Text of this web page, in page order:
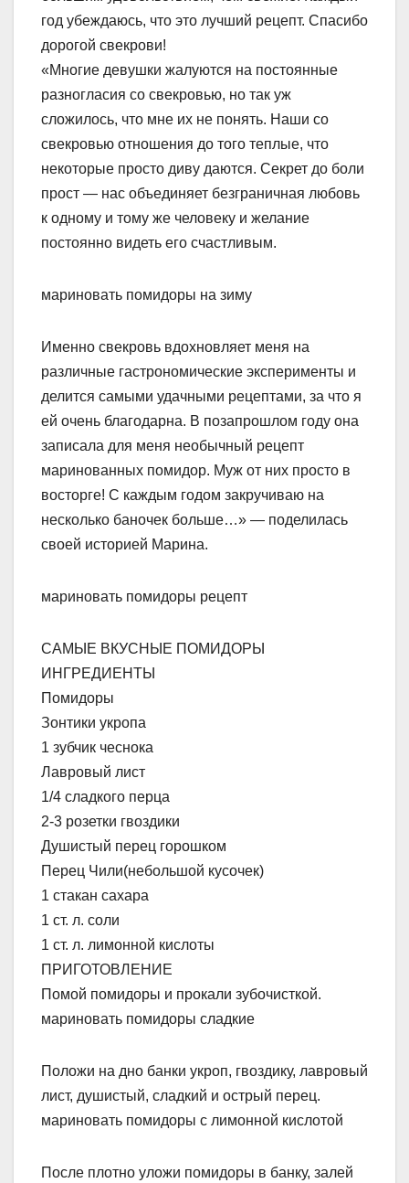
год убеждаюсь, что это лучший рецепт. Спасибо
дорогой свекрови!
«Многие девушки жалуются на постоянные
разногласия со свекровью, но так уж
сложилось, что мне их не понять. Наши со
свекровью отношения до того теплые, что
некоторые просто диву даются. Секрет до боли
прост — нас объединяет безграничная любовь
к одному и тому же человеку и желание
постоянно видеть его счастливым.
мариновать помидоры на зиму
Именно свекровь вдохновляет меня на
различные гастрономические эксперименты и
делится самыми удачными рецептами, за что я
ей очень благодарна. В позапрошлом году она
записала для меня необычный рецепт
маринованных помидор. Муж от них просто в
восторге! С каждым годом закручиваю на
несколько баночек больше…» — поделилась
своей историей Марина.
мариновать помидоры рецепт
САМЫЕ ВКУСНЫЕ ПОМИДОРЫ
ИНГРЕДИЕНТЫ
Помидоры
Зонтики укропа
1 зубчик чеснока
Лавровый лист
1/4 сладкого перца
2-3 розетки гвоздики
Душистый перец горошком
Перец Чили(небольшой кусочек)
1 стакан сахара
1 ст. л. соли
1 ст. л. лимонной кислоты
ПРИГОТОВЛЕНИЕ
Помой помидоры и прокали зубочисткой.
мариновать помидоры сладкие
Положи на дно банки укроп, гвоздику, лавровый
лист, душистый, сладкий и острый перец.
мариновать помидоры с лимонной кислотой
После плотно уложи помидоры в банку, залей